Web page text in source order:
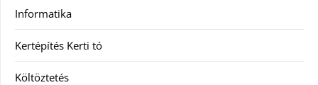
Informatika
Kertépítés Kerti tó
Költöztetés